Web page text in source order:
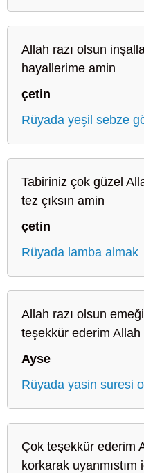
Allah razı olsun
hayallerime amin
çetin
Rüyada yeşil sebze
Tabiriniz çok güzel
tez çıksın amin
çetin
Rüyada lamba almak
Allah razı olsun
teşekkür ederim Allah
Ayse
Rüyada yasin suresi
Çok teşekkür ederim
korkarak